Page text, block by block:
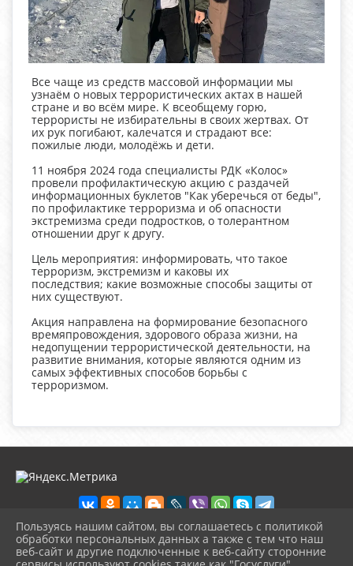
Все чаще из средств массовой информации мы
узнаём о новых террористических актах в нашей
стране и во всём мире. К всеобщему горю,
террористы не избирательны в своих жертвах. От
их рук погибают, калечатся и страдают все:
пожилые люди, молодёжь и дети.
11 ноября 2024 года специалисты РДК «Колос»
провели профилактическую акцию с раздачей
информационных буклетов "Как уберечься от беды",
по профилактике терроризма и об опасности
экстремизма среди подростков, о толерантном
отношении друг к другу.
Цель мероприятия: информировать, что такое
терроризм, экстремизм и каковы их
последствия; какие возможные способы защиты от
них существуют.
Акция направлена на формирование безопасного
времяпровождения, здорового образа жизни, на
недопущении террористической деятельности, на
развитие внимания, которые являются одним из
самых эффективных способов борьбы с
терроризмом.
2026 г. ckd-urg.ru
Пользуясь нашим сайтом, вы соглашаетесь с политикой
обработки персональных данных а также с тем что наш
веб-сайт и другие подключенные к веб-сайту сторонние